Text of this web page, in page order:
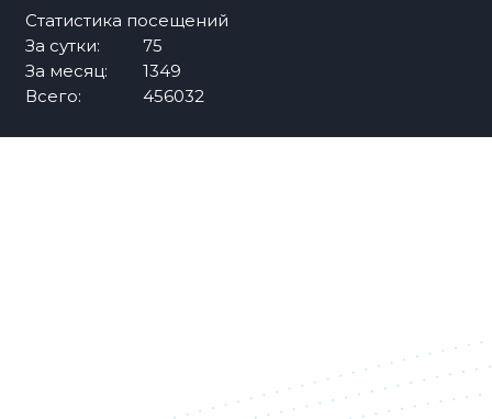
Статистика посещений
За сутки:
75
За месяц:
1349
Всего:
456032